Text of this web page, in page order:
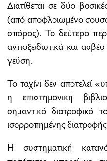
Διατίθεται σε δύο
(από αποφλοιωμένο
σπόρος). Το δεύτερο
αντιοξειδωτικά και
γεύση.
Το ταχίνι δεν αποτελεί
η επιστημονική
σημαντικό διατροφικό
ισορροπημένης
Η συστηματική